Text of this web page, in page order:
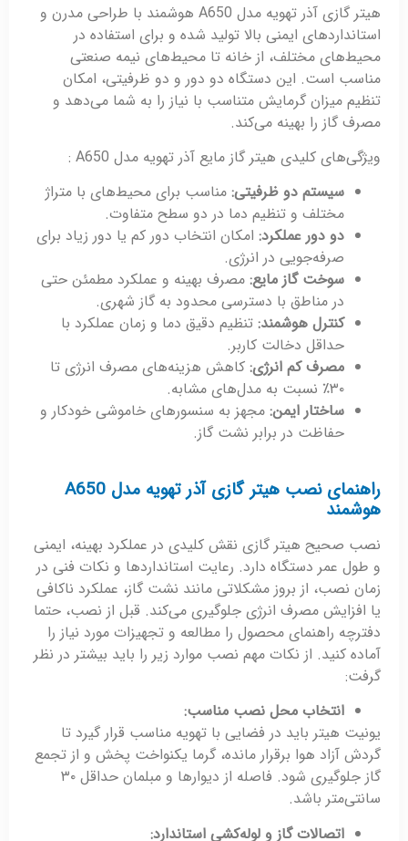
هیتر گازی آذر تهویه مدل A650 هوشمند با طراحی مدرن و
استانداردهای ایمنی بالا تولید شده و برای استفاده در
محیط‌های مختلف، از خانه تا محیط‌های نیمه صنعتی
مناسب است. این دستگاه دو دور و دو ظرفیتی، امکان
تنظیم میزان گرمایش متناسب با نیاز را به شما می‌دهد و
مصرف گاز را بهینه می‌کند.
ویژگی‌های کلیدی هیتر گاز مایع آذر تهویه مدل A650 :
سیستم دو ظرفیتی: مناسب برای محیط‌های با متراژ
مختلف و تنظیم دما در دو سطح متفاوت.
دو دور عملکرد: امکان انتخاب دور کم یا دور زیاد برای
صرفه‌جویی در انرژی.
سوخت گاز مایع: مصرف بهینه و عملکرد مطمئن حتی
در مناطق با دسترسی محدود به گاز شهری.
کنترل هوشمند: تنظیم دقیق دما و زمان عملکرد با
حداقل دخالت کاربر.
مصرف کم انرژی: کاهش هزینه‌های مصرف انرژی تا
۳۰٪ نسبت به مدل‌های مشابه.
ساختار ایمن: مجهز به سنسورهای خاموشی خودکار و
حفاظت در برابر نشت گاز.
راهنمای نصب هیتر گازی آذر تهویه مدل A650
هوشمند
نصب صحیح هیتر گازی نقش کلیدی در عملکرد بهینه، ایمنی
و طول عمر دستگاه دارد. رعایت استانداردها و نکات فنی در
زمان نصب، از بروز مشکلاتی مانند نشت گاز، عملکرد ناکافی
یا افزایش مصرف انرژی جلوگیری می‌کند. قبل از نصب، حتما
دفترچه راهنمای محصول را مطالعه و تجهیزات مورد نیاز را
آماده کنید. از نکات مهم نصب موارد زیر را باید بیشتر در نظر
گرفت:
انتخاب محل نصب مناسب:
یونیت هیتر باید در فضایی با تهویه مناسب قرار گیرد تا
گردش آزاد هوا برقرار مانده، گرما یکنواخت پخش و از تجمع
گاز جلوگیری شود. فاصله از دیوارها و مبلمان حداقل ۳۰
سانتی‌متر باشد.
اتصالات گاز و لوله‌کشی استاندارد: